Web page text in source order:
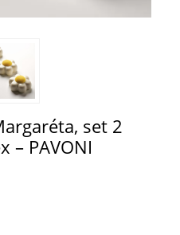
set 2
– PAVONI